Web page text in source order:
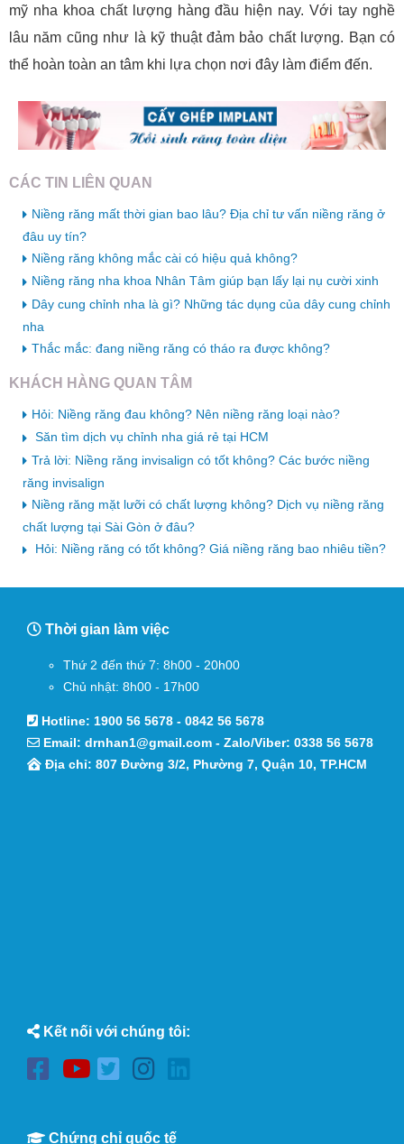
mỹ nha khoa chất lượng hàng đầu hiện nay. Với tay nghề
lâu năm cũng như là kỹ thuật đảm bảo chất lượng. Bạn có
thể hoàn toàn an tâm khi lựa chọn nơi đây làm điểm đến.
CÁC TIN LIÊN QUAN
Niềng răng mất thời gian bao lâu? Địa chỉ tư vấn niềng răng ở
đâu uy tín?
Niềng răng không mắc cài có hiệu quả không?
Niềng răng nha khoa Nhân Tâm giúp bạn lấy lại nụ cười xinh
Dây cung chỉnh nha là gì? Những tác dụng của dây cung chỉnh
nha
Thắc mắc: đang niềng răng có tháo ra được không?
KHÁCH HÀNG QUAN TÂM
Hỏi: Niềng răng đau không? Nên niềng răng loại nào?
Săn tìm dịch vụ chỉnh nha giá rẻ tại HCM
Trả lời: Niềng răng invisalign có tốt không? Các bước niềng
răng invisalign
Niềng răng mặt lưỡi có chất lượng không? Dịch vụ niềng răng
chất lượng tại Sài Gòn ở đâu?
Hỏi: Niềng răng có tốt không? Giá niềng răng bao nhiêu tiền?
Thời gian làm việc
Thứ 2 đến thứ 7: 8h00 - 20h00
Chủ nhật: 8h00 - 17h00
Hotline: 1900 56 5678 - 0842 56 5678
Email: drnhan1@gmail.com - Zalo/Viber: 0338 56 5678
Địa chỉ: 807 Đường 3/2, Phường 7, Quận 10, TP.HCM
Kết nối với chúng tôi:
Chứng chỉ quốc tế